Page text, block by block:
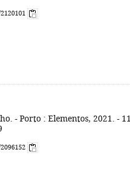
- Porto : Elementos, 2021. -